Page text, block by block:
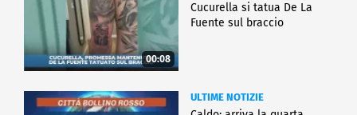
00:08
Cucurella si tatua De La
Fuente sul braccio
ULTIME NOTIZIE